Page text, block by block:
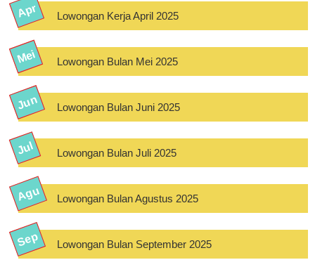
Lowongan Kerja April 2025
Lowongan Bulan Mei 2025
Lowongan Bulan Juni 2025
Lowongan Bulan Juli 2025
Lowongan Bulan Agustus 2025
Lowongan Bulan September 2025